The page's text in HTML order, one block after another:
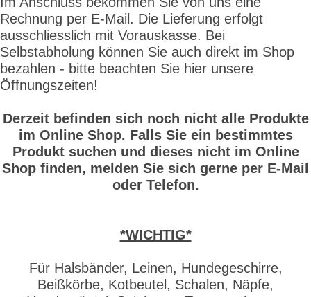
Rechnung per E-Mail. Die Lieferung erfolgt
ausschliesslich mit Vorauskasse. Bei
Selbstabholung können Sie auch direkt im Shop
bezahlen - bitte beachten Sie hier unsere
Öffnungszeiten!
Derzeit befinden sich noch nicht alle Produkte
im Online Shop. Falls Sie ein bestimmtes
Produkt suchen und dieses nicht im Online
Shop finden, melden Sie sich gerne per E-Mail
oder Telefon.
*WICHTIG*
Für Halsbänder, Leinen, Hundegeschirre,
Beißkörbe, Kotbeutel, Schalen, Näpfe,